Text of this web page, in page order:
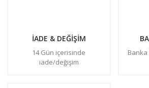
İADE & DEĞİŞİM
14 Gün içerisinde
iade/değişim
Banka